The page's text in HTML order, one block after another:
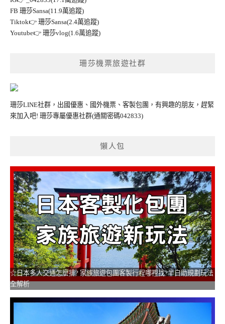
FB 珊莎Sansa(11.9萬追蹤)
Tiktok👉 珊莎Sansa(2.4萬追蹤)
Youtube👉 珊莎vlog(1.6萬追蹤)
珊莎機票旅遊社群
珊莎LINE社群，出國優惠、國外機票、客製包團，有興趣的朋友，趕緊
來加入吧! 珊莎專屬優惠社群(通關密碼042833)
懶人包
☆日本多人交通怎麼排? 家族旅遊包團客製行程哪裡找?半自助規劃玩法
全解析